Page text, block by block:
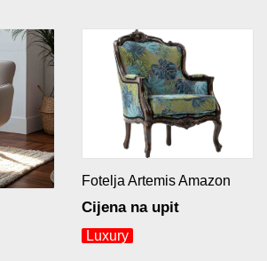
Fotelja Artemis Amazon
Cijena na upit
Luxury